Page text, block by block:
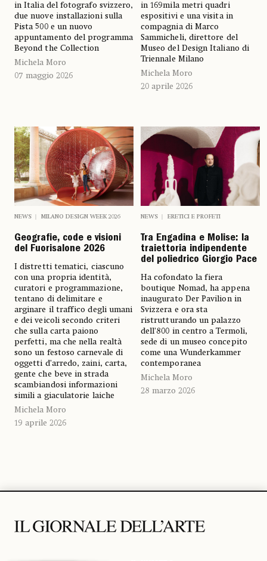
in Italia del fotografo svizzero,
due nuove installazioni sulla
Pista 500 e un nuovo
appuntamento del programma
Beyond the Collection
Michela Moro
07 maggio 2026
in 169mila metri quadri
espositivi e una visita in
compagnia di Marco
Sammicheli, direttore del
Museo del Design Italiano di
Triennale Milano
Michela Moro
20 aprile 2026
NEWS MILANO DESIGN WEEK 2026
Geografie, code e visioni
del Fuorisalone 2026
I distretti tematici, ciascuno
con una propria identità,
curatori e programmazione,
tentano di delimitare e
arginare il traffico degli umani
e dei veicoli secondo criteri
che sulla carta paiono
perfetti, ma che nella realtà
sono un festoso carnevale di
oggetti d’arredo, zaini, carta,
gente che beve in strada
scambiandosi informazioni
simili a giaculatorie laiche
Michela Moro
19 aprile 2026
NEWS ERETICI E PROFETI
Tra Engadina e Molise: la
traiettoria indipendente
del poliedrico Giorgio Pace
Ha cofondato la fiera
boutique Nomad, ha appena
inaugurato Der Pavilion in
Svizzera e ora sta
ristrutturando un palazzo
dell’800 in centro a Termoli,
sede di un museo concepito
come una Wunderkammer
contemporanea
Michela Moro
28 marzo 2026